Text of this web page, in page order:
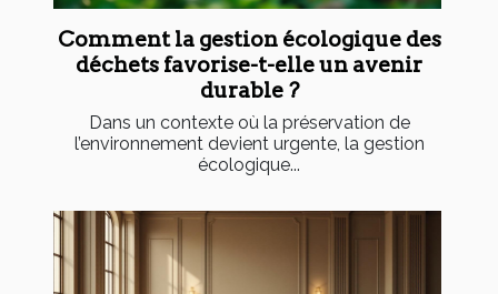
Comment la gestion écologique des
déchets favorise-t-elle un avenir
durable ?
Dans un contexte où la préservation de
l’environnement devient urgente, la gestion
écologique...